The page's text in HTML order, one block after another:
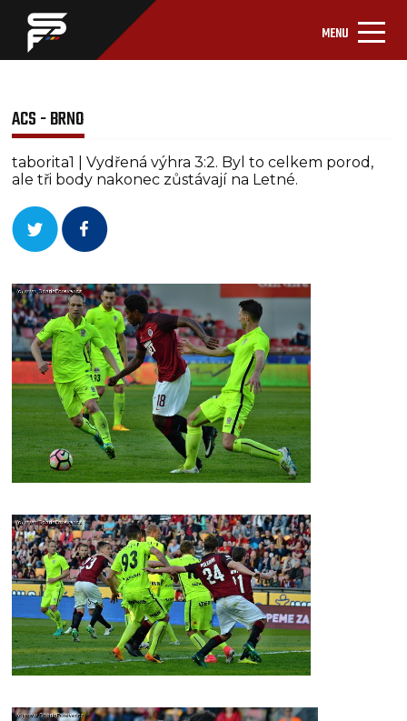
MENU
ACS - BRNO
taborita1 | Vydřená výhra 3:2. Byl to celkem porod,
ale tři body nakonec zůstávají na Letné.